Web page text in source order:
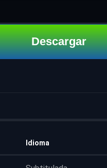
Descargar
Idioma